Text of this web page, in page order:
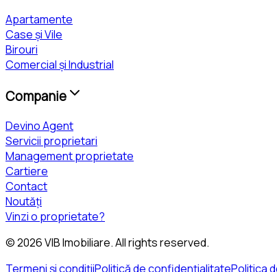
Apartamente
Case și Vile
Birouri
Comercial și Industrial
Companie
Devino Agent
Servicii proprietari
Management proprietate
Cartiere
Contact
Noutăți
Vinzi o proprietate?
©2026VIB Imobiliare. All rights reserved.
Termeni și condițiiPolitică de confidențialitatePolitica